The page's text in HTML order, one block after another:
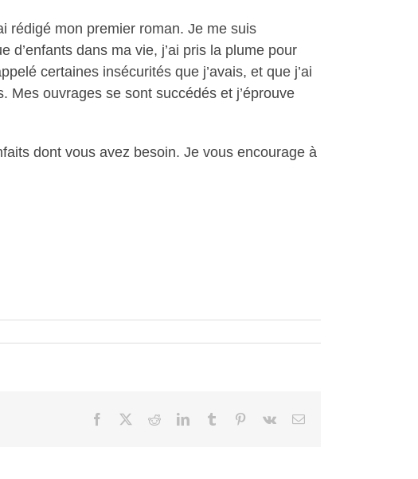
rédigé mon premier roman. Je me suis
d’enfants dans ma vie, j’ai pris la plume pour
certaines insécurités que j’avais, et que j’ai
Mes ouvrages se sont succédés et j’éprouve
dont vous avez besoin. Je vous encourage à
Facebook RedditLinkedInTumblr Pinterest
Vk Courriel